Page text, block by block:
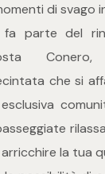
di svago
fa parte del
che si
la tua